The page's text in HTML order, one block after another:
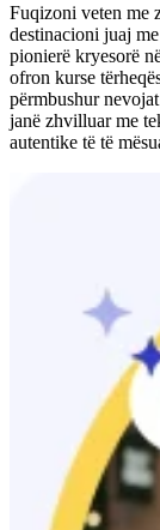
Fuqizoni veten me
destinacioni juaj
pionierë kryesorë
ofron kurse
përmbushur
janë zhvilluar me
autentike të të